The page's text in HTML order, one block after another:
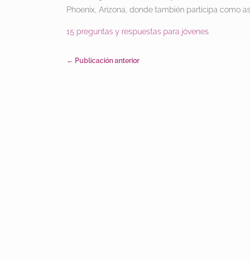
Phoenix, Arizona, donde también participa como
15 preguntas y respuestas para jóvenes
← Publicación anterior